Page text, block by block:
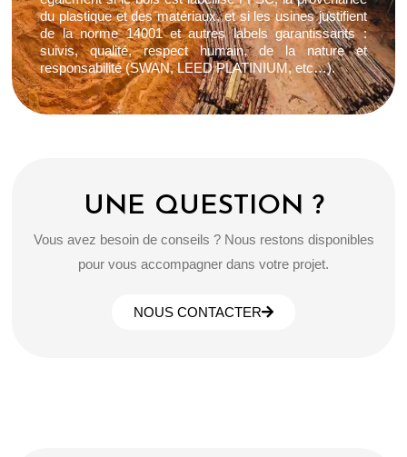
du plastique et des matériaux, et si les usines justifient
de la norme 14001 et autres labels garantissants :
suivis, qualité, respect humain, de la nature et
responsabilité (SWAN, LEED PLATINIUM, etc…).
UNE QUESTION ?
Vous avez besoin de conseils ? Nous restons disponibles
pour vous accompagner dans votre projet.
NOUS CONTACTER